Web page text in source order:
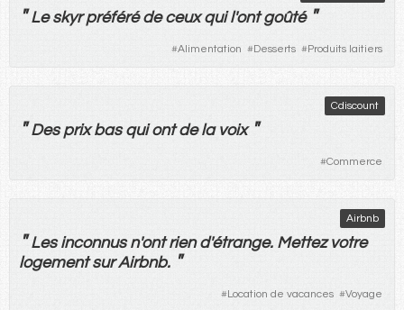
" Le skyr préféré de ceux quil'ont goûté "
#Alimentation #Desserts #Produits laitiers
Cdiscount
" Des prix bas qui ont de la voix "
#Commerce
Airbnb
" Les inconnusn'ont riend'étrange. Mettez votre
logement surAirbnb. "
#Location de vacances #Voyage